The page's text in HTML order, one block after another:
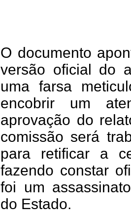
O documento
versão oficial do
uma farsa
encobrir um
aprovação do
comissão será
para retificar a
fazendo constar
foi um
do Estado.